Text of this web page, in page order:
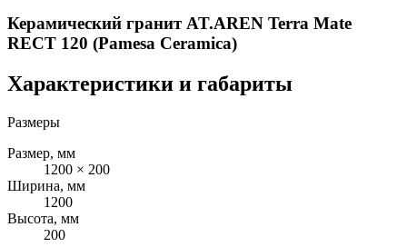
Керамический гранит AT.AREN Terra Mate
RECT 120 (Pamesa Ceramica)
Характеристики и габариты
Размеры
Размер, мм
1200 × 200
Ширина, мм
1200
Высота, мм
200